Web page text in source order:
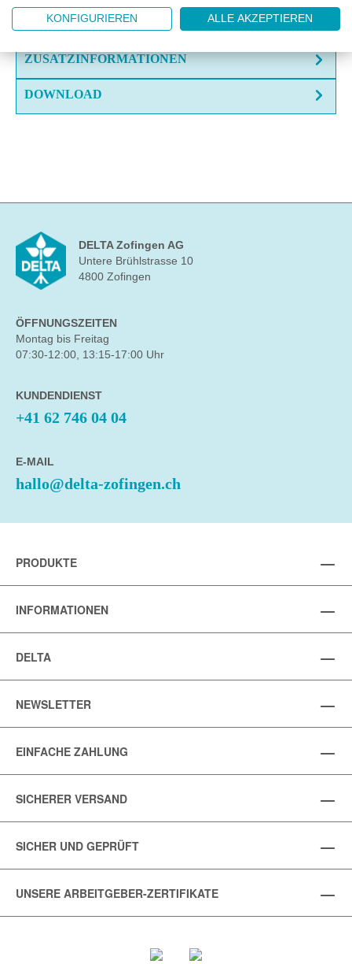
BESCHREIBUNG
ZUSATZINFORMATIONEN
DOWNLOAD
DELTA Zofingen AG
Untere Brühlstrasse 10
4800 Zofingen
ÖFFNUNGSZEITEN
Montag bis Freitag
07:30-12:00, 13:15-17:00 Uhr
KUNDENDIENST
+41 62 746 04 04
E-MAIL
hallo@delta-zofingen.ch
PRODUKTE
INFORMATIONEN
DELTA
NEWSLETTER
EINFACHE ZAHLUNG
SICHERER VERSAND
SICHER UND GEPRÜFT
UNSERE ARBEITGEBER-ZERTIFIKATE
KONFIGURIEREN ALLE AKZEPTIEREN